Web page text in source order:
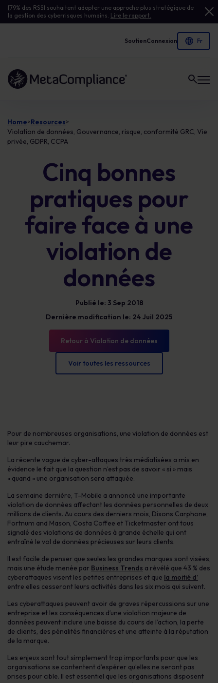
[79% des RSSI souhaitent adopter une approche plus stratégique de
la gestion des cyberrisques humains. Lire le rapport.
SoutienConnexion
Lien vers la page d'accueil
Home>Resources>
Violation de données, Gouvernance, risque, conformité GRC, Vie
privée, GDPR, CCPA
Cinq bonnes
pratiques pour
faire face à une
violation de
données
Publié le: 3 Sep 2018
Dernière modification le: 24 Juil 2025
Retour à Violation de données
Voir toutes les ressources
Pour de nombreuses organisations, une violation de données est
leur pire cauchemar.
La récente vague de cyber-attaques très médiatisées a mis en
évidence le fait que la question n’est pas de savoir « si » mais
« quand » une organisation sera attaquée.
La semaine dernière, T-Mobile a annoncé une importante
violation de données affectant les données personnelles de deux
millions de clients. Au cours des derniers mois, Dixons Carphone,
Fortnum and Mason, Costa Coffee et Ticketmaster ont tous
signalé des violations de données à grande échelle qui ont
entraîné le vol de données précieuses sur leurs clients.
Il est facile de penser que seules les grandes marques sont visées,
mais une étude menée par Business Trends a révélé que 43 % des
cyberattaques visent les petites entreprises et que la moitié d’
entre elles cesseront leurs activités dans les six mois qui suivent.
Les cyberattaques peuvent avoir de graves répercussions sur une
entreprise et les conséquences d’une violation majeure de
données peuvent inclure une baisse du cours de l’action, la perte
de clients, des pénalités financières et une atteinte à la réputation
de la marque.
Les enjeux sont tout simplement trop importants pour que les
organisations se contentent d’espérer qu’elles ne seront pas
prises pour cible. Il est essentiel que les organisations disposent